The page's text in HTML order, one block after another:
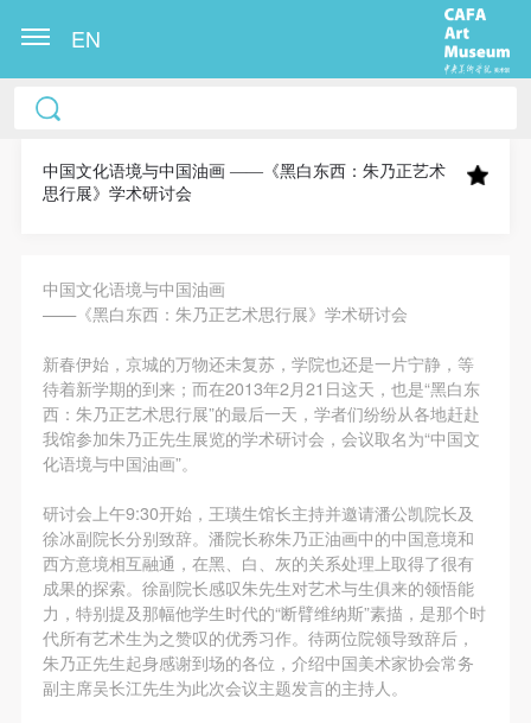
EN
中国文化语境与中国油画 ——《黑白东西：朱乃正艺术
思行展》学术研讨会
中国文化语境与中国油画
——《黑白东西：朱乃正艺术思行展》学术研讨会
新春伊始，京城的万物还未复苏，学院也还是一片宁静，等
待着新学期的到来；而在2013年2月21日这天，也是“黑白东
西：朱乃正艺术思行展”的最后一天，学者们纷纷从各地赶赴
我馆参加朱乃正先生展览的学术研讨会，会议取名为“中国文
化语境与中国油画”。
研讨会上午9:30开始，王璜生馆长主持并邀请潘公凯院长及
徐冰副院长分别致辞。潘院长称朱乃正油画中的中国意境和
西方意境相互融通，在黑、白、灰的关系处理上取得了很有
成果的探索。徐副院长感叹朱先生对艺术与生俱来的领悟能
力，特别提及那幅他学生时代的“断臂维纳斯”素描，是那个时
代所有艺术生为之赞叹的优秀习作。待两位院领导致辞后，
朱乃正先生起身感谢到场的各位，介绍中国美术家协会常务
副主席吴长江先生为此次会议主题发言的主持人。
中央美术学院美术馆出版授权协议书
称“CAFAM”），愿意将本人参与中央美术学院美术馆
公共教育部组织的公益性活动（包括美术馆会员活
作发表、出版。中央美术学院可以以电子、网络及其
源总库》《中央美术学院资料库》《中央美术学院美
术馆资料库》等相关资料、文献、档案机构和平台，
在中央美术学院中使用和在互联网上传播，同意按相
关“章程”规定享受相关权益。
中央美术学院美术馆活动安全免责协议书
第一条
本次活动公平公正、自愿参加与退出、风险与责任自
负的原则。但活动有风险，参加者应有必要的风险意
识。
第二条
参加本次活动者必须遵守中华人民共和国的相关法
中央美术学院美术馆出版授权协议书
称“CAFAM”），愿意将本人参与中央美术学院美术馆
公共教育部组织的公益性活动（包括美术馆会员活
作发表、出版。中央美术学院可以以电子、网络及其
源总库》《中央美术学院资料库》《中央美术学院美
术馆资料库》等相关资料、文献、档案机构和平台，
在中央美术学院中使用和在互联网上传播，同意按相
关“章程”规定享受相关权益。
中央美术学院美术馆活动安全免责协议书
第一条
本次活动公平公正、自愿参加与退出、风险与责任自
负的原则。但活动有风险，参加者应有必要的风险意
识。
第二条
参加本次活动者必须遵守中华人民共和国的相关法
中央美术学院美术馆出版授权协议书
称“CAFAM”），愿意将本人参与中央美术学院美术馆
公共教育部组织的公益性活动（包括美术馆会员活
作发表、出版。中央美术学院可以以电子、网络及其
源总库》《中央美术学院资料库》《中央美术学院美
术馆资料库》等相关资料、文献、档案机构和平台，
在中央美术学院中使用和在互联网上传播，同意按相
关“章程”规定享受相关权益。
中央美术学院美术馆活动安全免责协议书
第一条
本次活动公平公正、自愿参加与退出、风险与责任自
负的原则。但活动有风险，参加者应有必要的风险意
识。
第二条
参加本次活动者必须遵守中华人民共和国的相关法